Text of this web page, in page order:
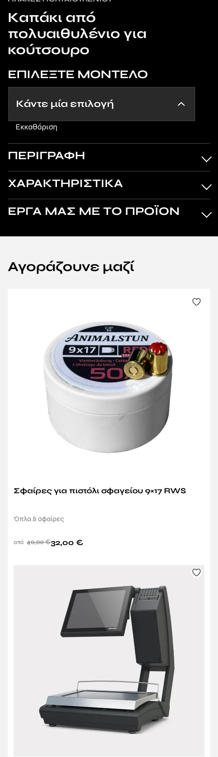
Καπάκι από
πολυαιθυλένιο για
κούτσουρο
ΕΠΙΛΕΞΤΕ ΜΟΝΤΕΛΟ
Εκκαθάριση
ΠΕΡΙΓΡΑΦΗ
ΧΑΡΑΚΤΗΡΙΣΤΙΚΑ
ΕΡΓΑ ΜΑΣ ΜΕ ΤΟ ΠΡΟΪΟΝ
Αγοράζουνε μαζί
Σφαίρες για πιστόλι σφαγείου 9×17 RWS
Όπλα & σφαίρες
40,00€32,00 €